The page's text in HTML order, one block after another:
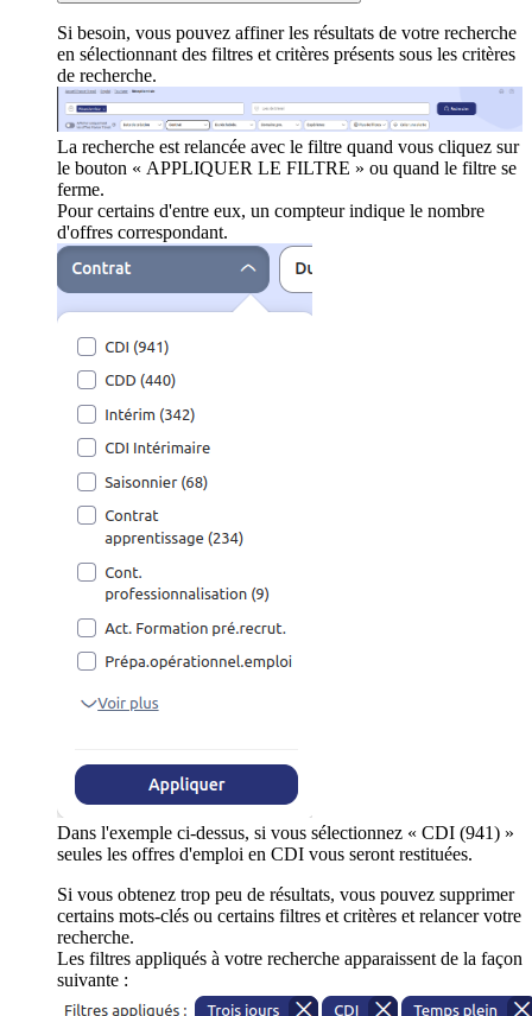
Si besoin, vous pouvez affiner les résultats de votre recherche
en sélectionnant des filtres et critères présents sous les critères
de recherche.
La recherche est relancée avec le filtre quand vous cliquez sur
le bouton « APPLIQUER LE FILTRE » ou quand le filtre se
ferme.
Pour certains d'entre eux, un compteur indique le nombre
d'offres correspondant.
Dans l'exemple ci-dessus, si vous sélectionnez « CDI (941) »
seules les offres d'emploi en CDI vous seront restituées.
Si vous obtenez trop peu de résultats, vous pouvez supprimer
certains mots-clés ou certains filtres et critères et relancer votre
recherche.
Les filtres appliqués à votre recherche apparaissent de la façon
suivante :